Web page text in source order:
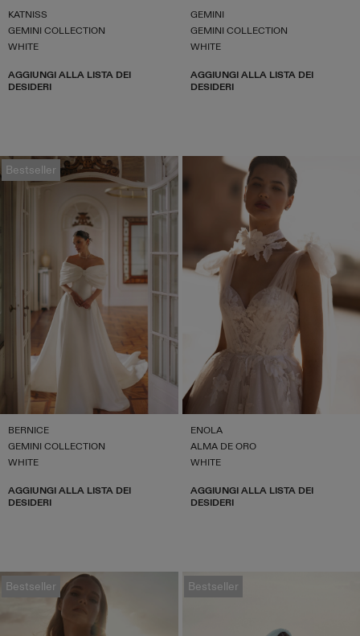
KATNISS
GEMINI COLLECTION
WHITE
AGGIUNGI ALLA LISTA DEI
DESIDERI
GEMINI
GEMINI COLLECTION
WHITE
AGGIUNGI ALLA LISTA DEI
DESIDERI
Bestseller
BERNICE
GEMINI COLLECTION
WHITE
AGGIUNGI ALLA LISTA DEI
DESIDERI
ENOLA
ALMA DE ORO
WHITE
AGGIUNGI ALLA LISTA DEI
DESIDERI
Bestseller Bestseller